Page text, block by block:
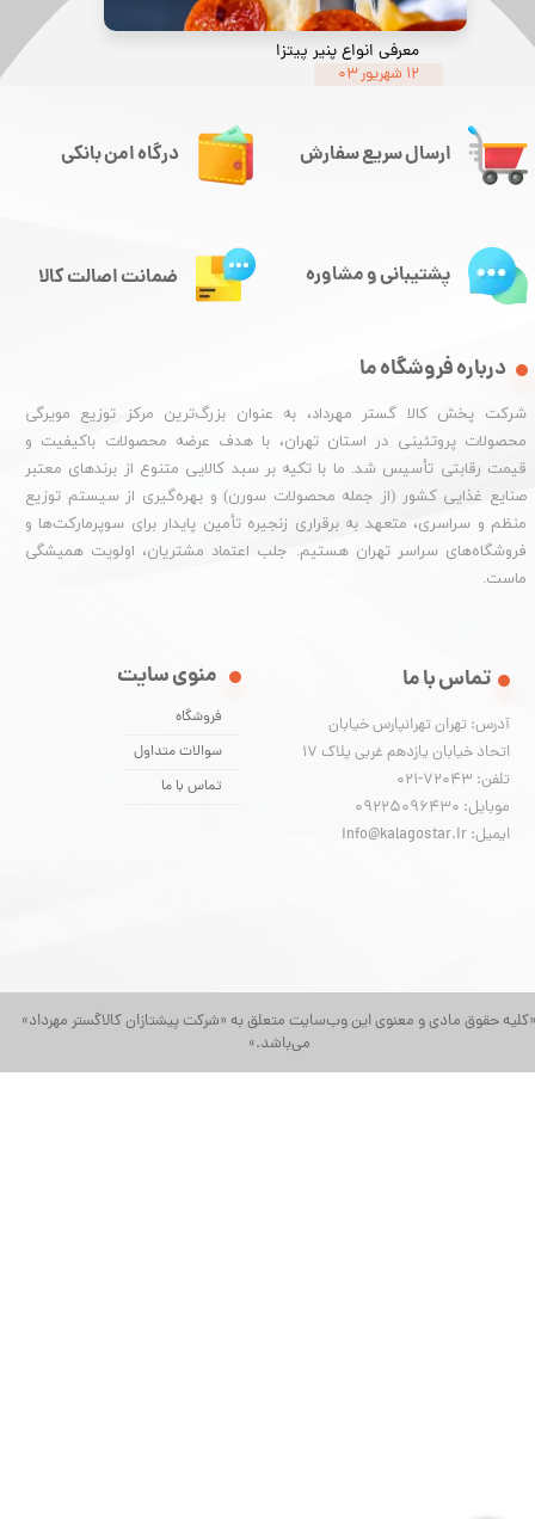
معرفی انواع پنیر پیتزا
۱۲ شهریور ۰۳
حقوق مادی و معنوی این وب‌سایت متعلق به «شرکت پیشتازان کالاگستر مهرداد»
می‌باشد.»
ارسال سریع سفارش
درباره فروشگاه ما
شرکت پخش کالا گستر مهرداد، به عنوان بزرگ‌ترین مرکز توزیع مویرگی
محصولات پروتئینی در استان تهران، با هدف عرضه محصولات باکیفیت و
قیمت رقابتی تأسیس شد. ما با تکیه بر سبد کالایی متنوع از برندهای معتبر
صنایع غذایی کشور (از جمله محصولات سورن) و بهره‌گیری از سیستم توزیع
منظم و سراسری، متعهد به برقراری زنجیره تأمین پایدار برای سوپرمارکت‌ها و
فروشگاه‌های سراسر تهران هستیم. جلب اعتماد مشتریان، اولویت همیشگی
ماست.
منوی سایت
فروشگاه
سوالات متداول
تماس با ما
تماس با ما
آدرس: تهران تهرانپارس خیابان
اتحاد خیابان یازدهم غربی پلاک ۱۷
تلفن: 72043-021
موبایل: 09225096430
ایمیل: info@kalagostar.ir
درگاه امن بانکی
پشتیبانی و مشاوره ضمانت اصالت کالا